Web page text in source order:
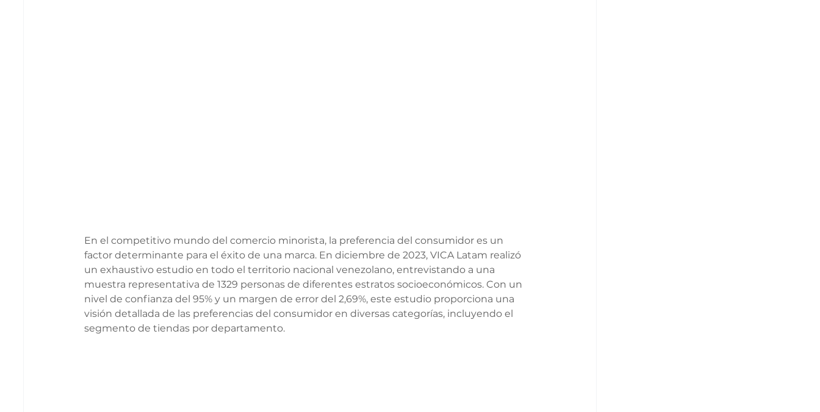
En el competitivo mundo del comercio minorista, la preferencia del consumidor es un
factor determinante para el éxito de una marca. En diciembre de 2023, VICA Latam realizó
un exhaustivo estudio en todo el territorio nacional venezolano, entrevistando a una
muestra representativa de 1329 personas de diferentes estratos socioeconómicos. Con un
nivel de confianza del 95% y un margen de error del 2,69%, este estudio proporciona una
visión detallada de las preferencias del consumidor en diversas categorías, incluyendo el
segmento de tiendas por departamento.